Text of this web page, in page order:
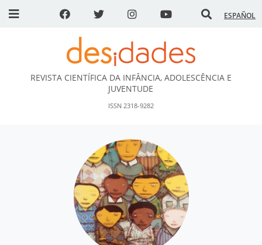
ESPAÑOL
DESidades
REVISTA CIENTÍFICA DA INFÂNCIA, ADOLESCÊNCIA E
JUVENTUDE
ISSN 2318-9282